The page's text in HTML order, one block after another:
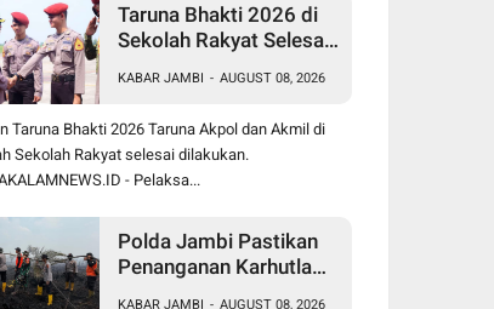
Taruna Bhakti 2026 di
Sekolah Rakyat Selesai,
Menggunakan Hercules
A-7305
KABAR JAMBI - AUGUST 08, 2026
Taruna Bhakti 2026 Taruna Akpol dan Akmil di
Sekolah Rakyat selesai dilakukan.
- Pelaksa...
Polda Jambi Pastikan
Penanganan Karhutla
KABAR JAMBI - AUGUST 08, 2026